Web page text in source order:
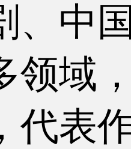
、中
领域
代表